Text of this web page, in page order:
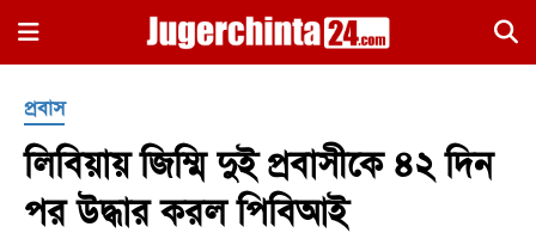
×
প্রবাস
লিবিয়ায় জিম্মি দুই প্রবাসীকে ৪২ দিন
পর উদ্ধার করল পিবিআই